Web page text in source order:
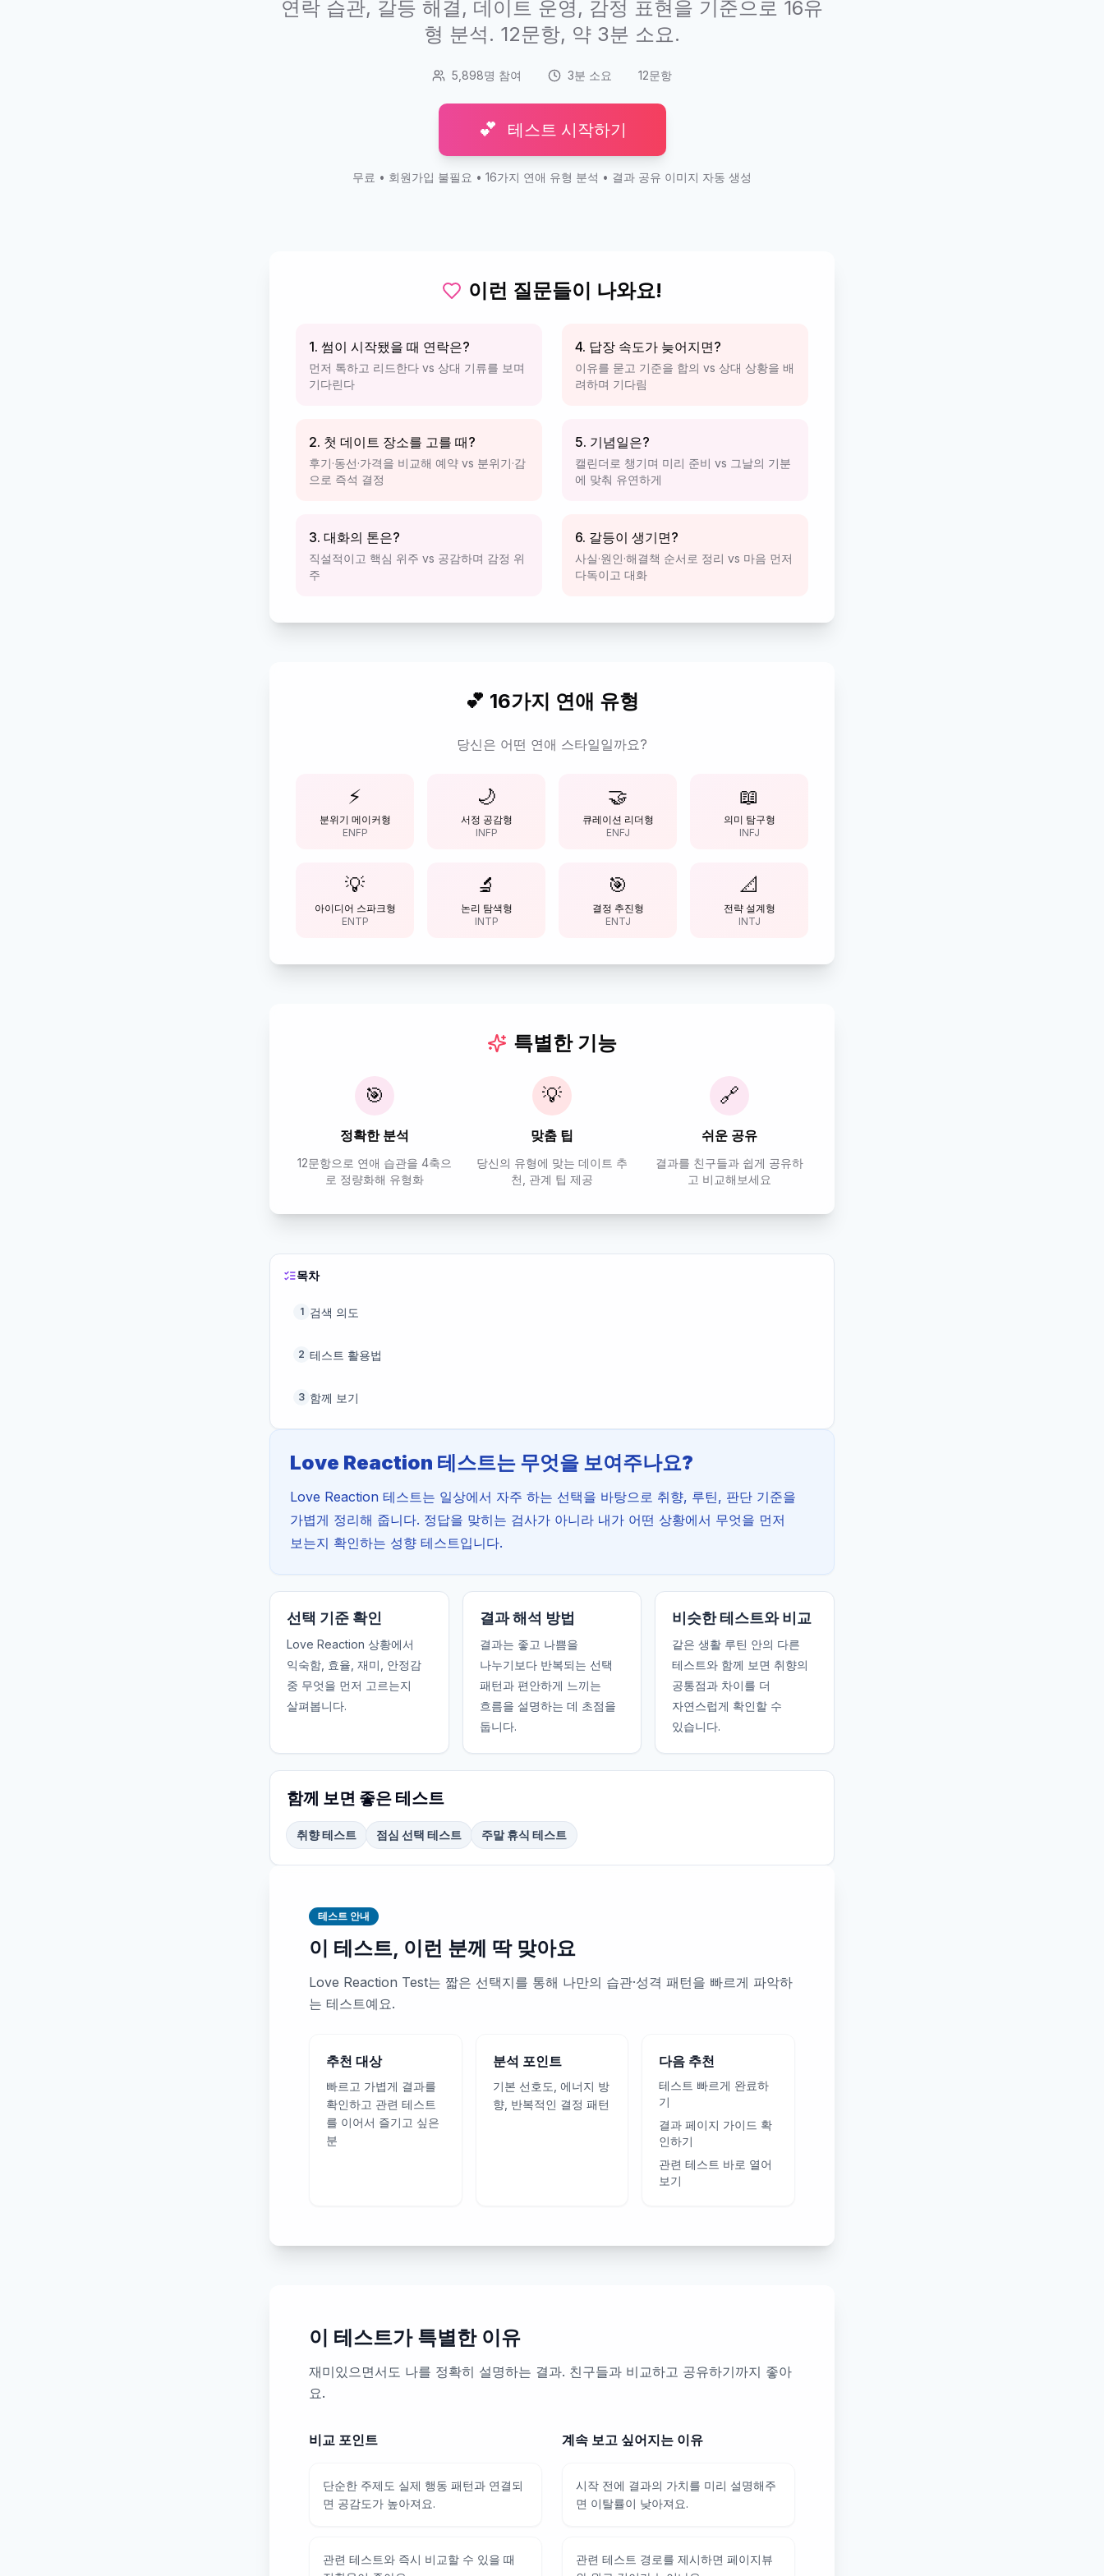
연락 습관, 갈등 해결, 데이트 운영, 감정 표현을 기준으로 16유
형 분석. 12문항, 약 3분 소요.
5,898명 참여 3분 소요 12문항
💕 테스트 시작하기
무료 • 회원가입 불필요 • 16가지 연애 유형 분석 • 결과 공유 이미지 자동 생성
이런 질문들이 나와요!
1. 썸이 시작됐을 때 연락은?
먼저 톡하고 리드한다 vs 상대 기류를 보며
기다린다
2. 첫 데이트 장소를 고를 때?
후기·동선·가격을 비교해 예약 vs 분위기·감
으로 즉석 결정
3. 대화의 톤은?
직설적이고 핵심 위주 vs 공감하며 감정 위
주
4. 답장 속도가 늦어지면?
이유를 묻고 기준을 합의 vs 상대 상황을 배
려하며 기다림
5. 기념일은?
캘린더로 챙기며 미리 준비 vs 그날의 기분
에 맞춰 유연하게
6. 갈등이 생기면?
사실·원인·해결책 순서로 정리 vs 마음 먼저
다독이고 대화
💕 16가지 연애 유형
당신은 어떤 연애 스타일일까요?
⚡
분위기 메이커형
ENFP
🌙
서정 공감형
INFP
🤝
큐레이션 리더형
ENFJ
📖
의미 탐구형
INFJ
💡
아이디어 스파크형
ENTP
🔬
논리 탐색형
INTP
🎯
결정 추진형
ENTJ
📐
전략 설계형
INTJ
특별한 기능
🎯
정확한 분석
12문항으로 연애 습관을 4축으
로 정량화해 유형화
💡
맞춤 팁
당신의 유형에 맞는 데이트 추
천, 관계 팁 제공
🔗
쉬운 공유
결과를 친구들과 쉽게 공유하
고 비교해보세요
목차
1 검색 의도
2 테스트 활용법
3 함께 보기
Love Reaction 테스트는 무엇을 보여주나요?
Love Reaction 테스트는 일상에서 자주 하는 선택을 바탕으로 취향, 루틴, 판단 기준을
가볍게 정리해 줍니다. 정답을 맞히는 검사가 아니라 내가 어떤 상황에서 무엇을 먼저
보는지 확인하는 성향 테스트입니다.
선택 기준 확인
Love Reaction 상황에서
익숙함, 효율, 재미, 안정감
중 무엇을 먼저 고르는지
살펴봅니다.
결과 해석 방법
결과는 좋고 나쁨을
나누기보다 반복되는 선택
패턴과 편안하게 느끼는
흐름을 설명하는 데 초점을
둡니다.
비슷한 테스트와 비교
같은 생활 루틴 안의 다른
테스트와 함께 보면 취향의
공통점과 차이를 더
자연스럽게 확인할 수
있습니다.
함께 보면 좋은 테스트
취향 테스트 점심 선택 테스트 주말 휴식 테스트
테스트 안내
이 테스트, 이런 분께 딱 맞아요
Love Reaction Test는 짧은 선택지를 통해 나만의 습관·성격 패턴을 빠르게 파악하
는 테스트예요.
추천 대상
빠르고 가볍게 결과를
확인하고 관련 테스트
를 이어서 즐기고 싶은
분
분석 포인트
기본 선호도, 에너지 방
향, 반복적인 결정 패턴
다음 추천
테스트 빠르게 완료하
기
결과 페이지 가이드 확
인하기
관련 테스트 바로 열어
보기
이 테스트가 특별한 이유
재미있으면서도 나를 정확히 설명하는 결과. 친구들과 비교하고 공유하기까지 좋아
요.
비교 포인트
단순한 주제도 실제 행동 패턴과 연결되
면 공감도가 높아져요.
관련 테스트와 즉시 비교할 수 있을 때
계속 보고 싶어지는 이유
시작 전에 결과의 가치를 미리 설명해주
면 이탈률이 낮아져요.
관련 테스트 경로를 제시하면 페이지뷰